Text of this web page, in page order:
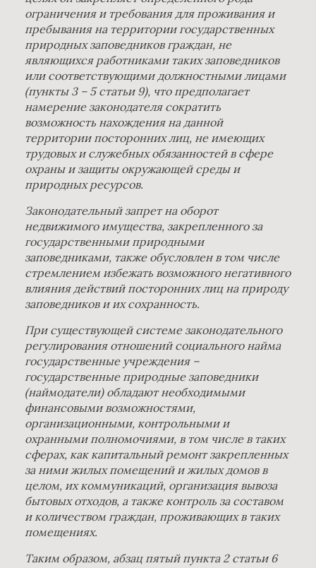
ограничения и требования для проживания и
пребывания на территории государственных
природных заповедников граждан, не
являющихся работниками таких заповедников
или соответствующими должностными лицами
(пункты 3 – 5 статьи 9), что предполагает
намерение законодателя сократить
возможность нахождения на данной
территории посторонних лиц, не имеющих
трудовых и служебных обязанностей в сфере
охраны и защиты окружающей среды и
природных ресурсов.
Законодательный запрет на оборот
недвижимого имущества, закрепленного за
государственными природными
заповедниками, также обусловлен в том числе
стремлением избежать возможного негативного
влияния действий посторонних лиц на природу
заповедников и их сохранность.
При существующей системе законодательного
регулирования отношений социального найма
государственные учреждения –
государственные природные заповедники
(наймодатели) обладают необходимыми
финансовыми возможностями,
организационными, контрольными и
охранными полномочиями, в том числе в таких
сферах, как капитальный ремонт закрепленных
за ними жилых помещений и жилых домов в
целом, их коммуникаций, организация вывоза
бытовых отходов, а также контроль за составом
и количеством граждан, проживающих в таких
помещениях.
Таким образом, абзац пятый пункта 2 статьи 6